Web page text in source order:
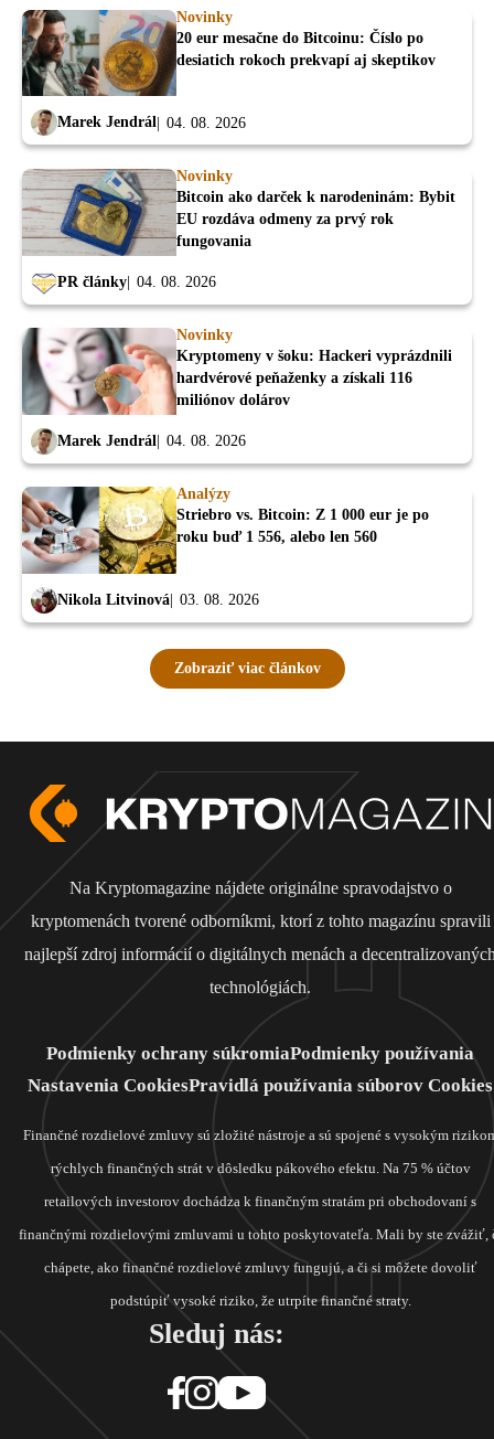
Novinky
20 eur mesačne do Bitcoinu: Číslo po
desiatich rokoch prekvapí aj skeptikov
Marek Jendrál 04. 08. 2026
Novinky
Bitcoin ako darček k narodeninám: Bybit
EU rozdáva odmeny za prvý rok
fungovania
PR články 04. 08. 2026
Novinky
Kryptomeny v šoku: Hackeri vyprázdnili
hardvérové peňaženky a získali 116
miliónov dolárov
Marek Jendrál 04. 08. 2026
Analýzy
Striebro vs. Bitcoin: Z 1 000 eur je po
roku buď 1 556, alebo len 560
Nikola Litvinová 03. 08. 2026
Zobraziť viac článkov
Na Kryptomagazine nájdete originálne spravodajstvo o
kryptomenách tvorené odborníkmi, ktorí z tohto magazínu spravili
najlepší zdroj informácií o digitálnych menách a
technológiách.
Podmienky ochrany súkromiaPodmienky používania
Nastavenia CookiesPravidlá používania súborov Cookies
Finančné rozdielové zmluvy sú zložité nástroje a sú spojené s vysokým
rýchlych finančných strát v dôsledku pákového efektu. Na 75 % účtov
retailových investorov dochádza k finančným stratám pri obchodovaní s
finančnými rozdielovými zmluvami u tohto poskytovateľa. Mali by ste zvážiť,
chápete, ako finančné rozdielové zmluvy fungujú, a či si môžete dovoliť
podstúpiť vysoké riziko, že utrpíte finančné straty.
Sleduj nás: